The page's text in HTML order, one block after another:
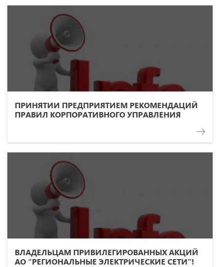
ПРИНЯТИИ ПРЕДПРИЯТИЕМ РЕКОМЕНДАЦИЙ
ПРАВИЛ КОРПОРАТИВНОГО УПРАВЛЕНИЯ
ВЛАДЕЛЬЦАМ ПРИВИЛЕГИРОВАННЫХ АКЦИЙ
АО “РЕГИОНАЛЬНЫЕ ЭЛЕКТРИЧЕСКИЕ СЕТИ”!